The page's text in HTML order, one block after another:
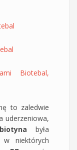
Biotebal,
to zaledwie
uderzeniowa,
biotyna była
w niektórych